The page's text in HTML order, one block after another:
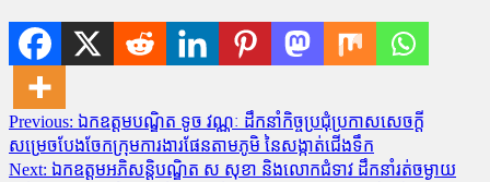
Post
navigation
Previous: ឯកឧត្តមបណ្ឌិត ទូច វណ្ណៈ ដឹកនាំកិច្ចប្រជុំប្រកាសសេចក្តី
សម្រេចបែងចែកក្រុមការងារផែនតាមភូមិ នៃសង្កាត់ជើងទឹក
Next: ឯកឧត្តមអភិសន្តិបណ្ឌិត ស សុខា និងលោកជំទាវ ដឹកនាំរត់ចម្ងាយ